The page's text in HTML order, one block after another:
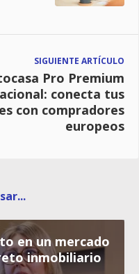
SIGUIENTE ARTÍCULO
Pro Premium
conecta tus
con compradores
europeos
en un mercado
inmobiliario